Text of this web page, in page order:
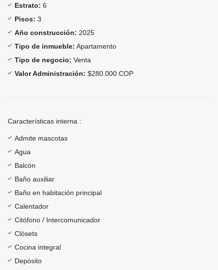
Estrato: 6
Pisos: 3
Año construcción: 2025
Tipo de inmueble: Apartamento
Tipo de negocio: Venta
Valor Administración: $280.000 COP
Características interna :
Admite mascotas
Agua
Balcón
Baño auxiliar
Baño en habitación principal
Calentador
Citófono / Intercomunicador
Clósets
Cocina integral
Depósito